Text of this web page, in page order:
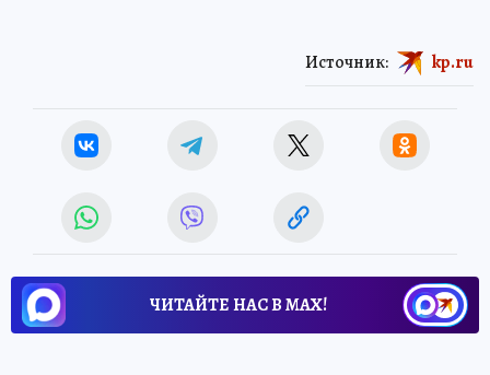
Источник: kp.ru
ЧИТАЙТЕ НАС В МАХ!